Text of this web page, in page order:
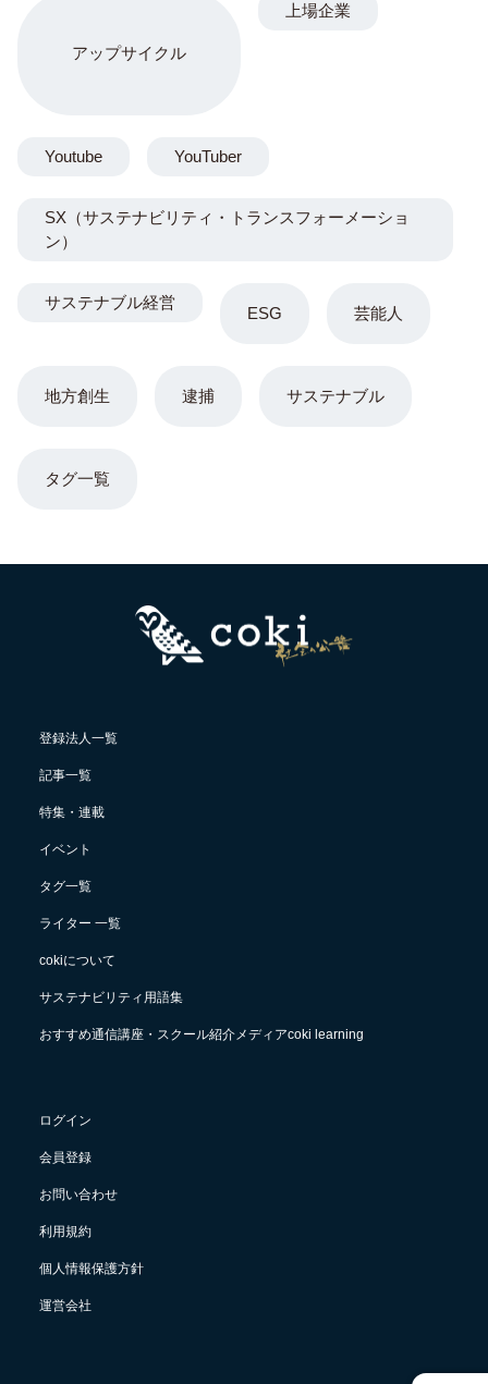
アップサイクル
ESG 芸能人
地方創生 逮捕 サステナブル
上場企業
Youtube YouTuber
SX（サステナビリティ・トランスフォーメーショ
ン）
サステナブル経営
タグ一覧
登録法人一覧
記事一覧
特集・連載
イベント
タグ一覧
ライター 一覧
cokiについて
サステナビリティ用語集
おすすめ通信講座・スクール紹介メディアcoki learning
ログイン
会員登録
お問い合わせ
利用規約
個人情報保護方針
運営会社